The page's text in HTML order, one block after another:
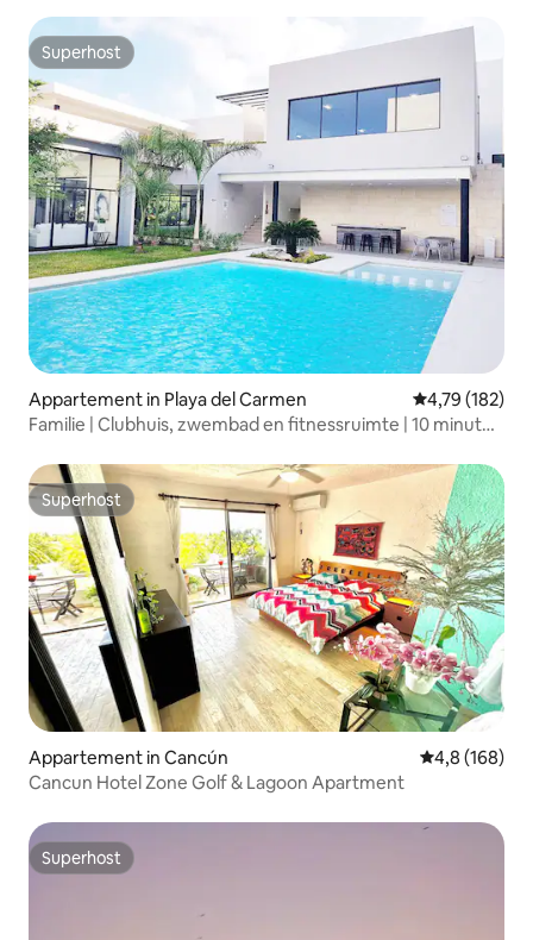
Superhost
Superhost
Appartement in Playa del Carmen Gemiddelde
4,79 (182)
Familie | Clubhuis, zwembad en fitnessruimte | 10 minuten
Superhost
Superhost
Appartement in Cancún Gemiddelde
4,8 (168)
Cancun Hotel Zone Golf & Lagoon Apartment
Superhost
Superhost